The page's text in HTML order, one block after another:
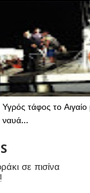
Υγρός τάφος το Αιγαίο
ναυά...
σε πισίνα